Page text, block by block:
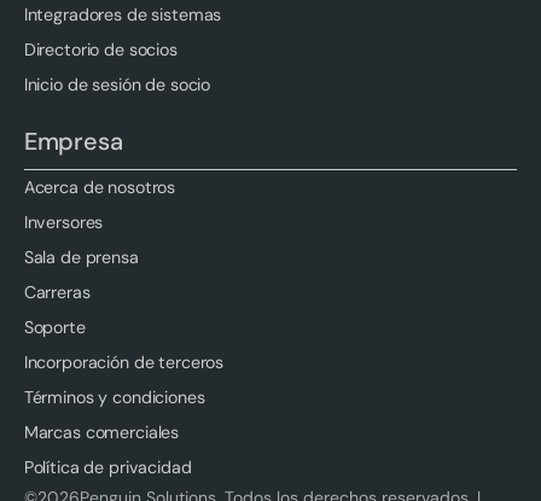
Integradores de sistemas
Directorio de socios
Inicio de sesión de socio
Empresa
Acerca de nosotros
Inversores
Sala de prensa
Carreras
Soporte
Incorporación de terceros
Términos y condiciones
Marcas comerciales
Política de privacidad